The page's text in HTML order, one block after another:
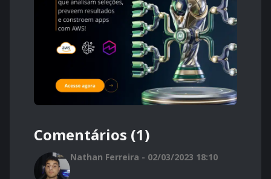
Comentários (1)
Nathan Ferreira - 02/03/2023 18:10